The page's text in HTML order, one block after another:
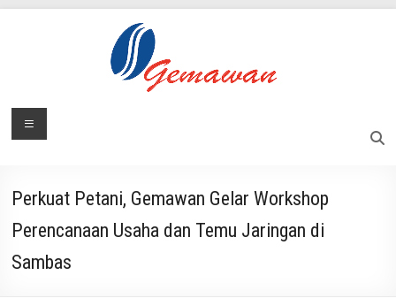
Lembaga
Swadaya
Menu
Perkuat Petani, Gemawan Gelar Workshop
Perencanaan Usaha dan Temu Jaringan di
Sambas